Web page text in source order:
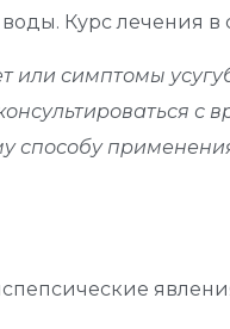
воды. Курс лечения
или симптомы
с
способу